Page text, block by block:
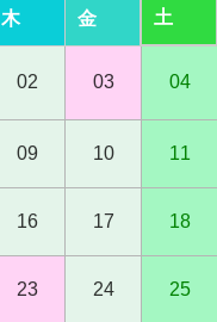
木 金 土
02 03 04
09 10 11
16 17 18
23 24 25